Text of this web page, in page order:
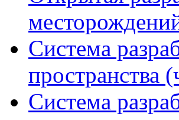
Система
пространства
Система